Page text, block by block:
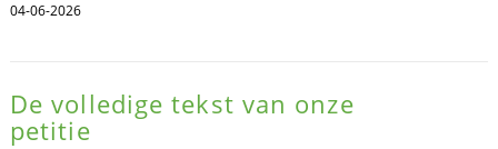
04-06-2026
De volledige tekst van onze
petitie